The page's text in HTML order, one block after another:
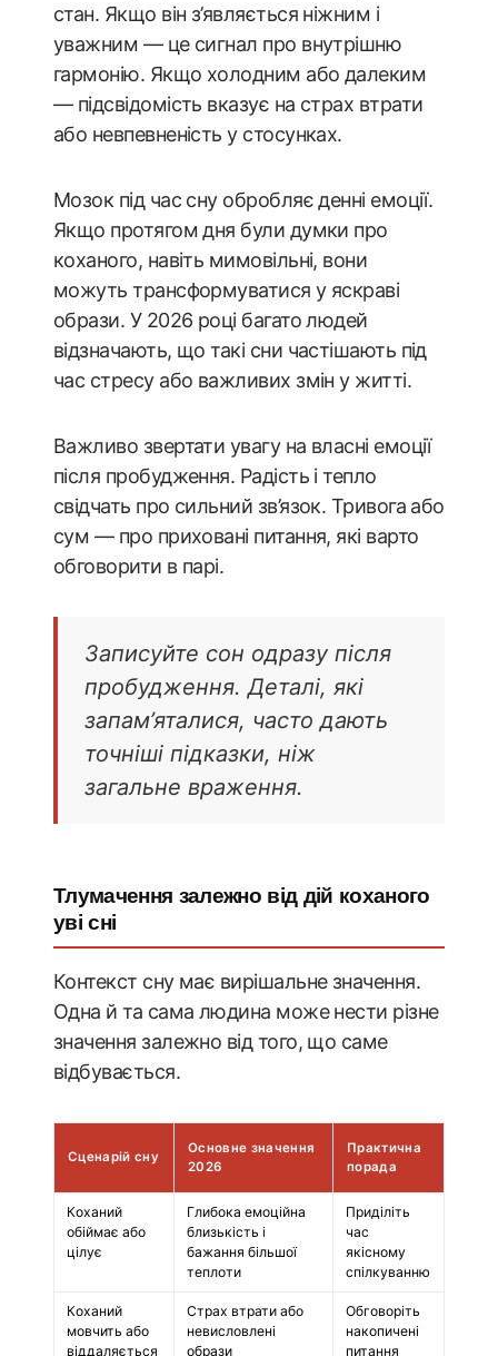
стан. Якщо він з’являється ніжним і
уважним — це сигнал про внутрішню
гармонію. Якщо холодним або далеким
— підсвідомість вказує на страх втрати
або невпевненість у стосунках.
Мозок під час сну обробляє денні емоції.
Якщо протягом дня були думки про
коханого, навіть мимовільні, вони
можуть трансформуватися у яскраві
образи. У 2026 році багато людей
відзначають, що такі сни частішають під
час стресу або важливих змін у житті.
Важливо звертати увагу на власні емоції
після пробудження. Радість і тепло
свідчать про сильний зв’язок. Тривога або
сум — про приховані питання, які варто
обговорити в парі.
Записуйте сон одразу після
пробудження. Деталі, які
запам’яталися, часто дають
точніші підказки, ніж
загальне враження.
Тлумачення залежно від дій коханого
уві сні
Контекст сну має вирішальне значення.
Одна й та сама людина може нести різне
значення залежно від того, що саме
відбувається.
Сценарій сну
Основне значення
2026
Практична
порада
Коханий
обіймає або
цілує
Глибока емоційна
близькість і
бажання більшої
теплоти
Приділіть
час
якісному
спілкуванню
Коханий
мовчить або
віддаляється
Страх втрати або
невисловлені
образи
Обговоріть
накопичені
питання